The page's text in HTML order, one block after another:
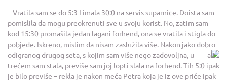
Vratila sam se do 5:3 I imala 30:0 na servis suparnice. Doista sam
pomislila da mogu preokrenuti sve u svoju korist. No, zatim sam
kod 15:30 promašila jedan lagani forhend, ona se vratila i stigla do
pobjede. Iskreno, mislim da nisam zaslužila više. Nakon jako dobro
odigranog drugog seta, s kojim sam više nego zadovoljna, u
trećem sam stala, previše sam joj lopti slala na forhend. Tih 5:0 ipak
je bilo previše – rekla je nakon meča Petra koja je iz ove priče ipak